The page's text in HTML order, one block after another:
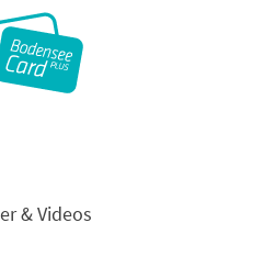
& Videos